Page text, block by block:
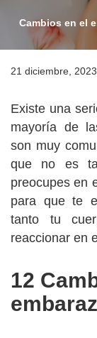
Cambios en el
21 diciembre, 2023
Existe una
mayoría de
son muy
que no es
preocupes en
para que te
tanto tu
reaccionar en
12